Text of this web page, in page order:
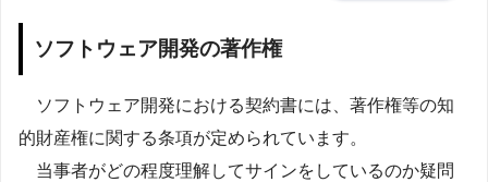
ソフトウェア開発の著作権
ソフトウェア開発における契約書には、著作権等の知
的財産権に関する条項が定められています。
当事者がどの程度理解してサインをしているのか疑問